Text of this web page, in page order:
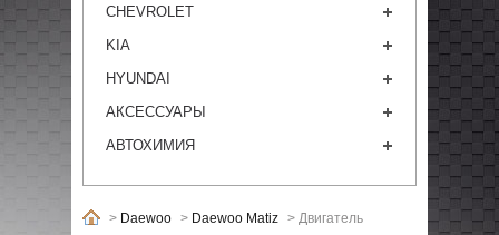
CHEVROLET
KIA
HYUNDAI
АКСЕССУАРЫ
АВТОХИМИЯ
> Daewoo > Daewoo Matiz > Двигатель